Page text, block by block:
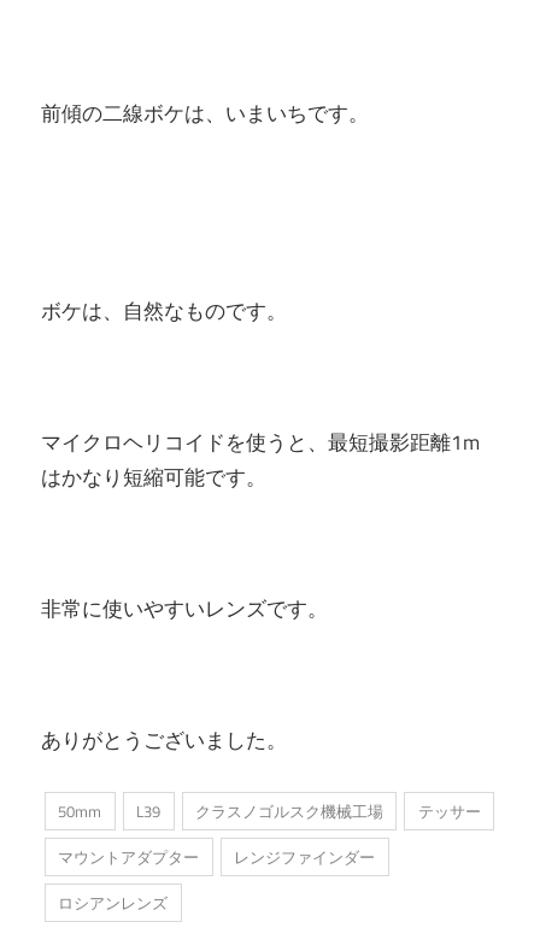
前傾の二線ボケは、いまいちです。
ボケは、自然なものです。
マイクロヘリコイドを使うと、最短撮影距離1m
はかなり短縮可能です。
非常に使いやすいレンズです。
ありがとうございました。
50mm L39 クラスノゴルスク機械工場
テッサー
マウントアダプター
レンジファインダー
ロシアンレンズ